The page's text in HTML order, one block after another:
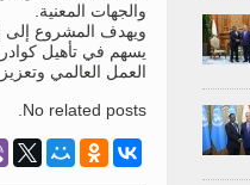
والجهات المعنية.
ويهدف المشروع إلى
يسهم في تأهيل
العمل العالمي وتعزيز
No related posts.